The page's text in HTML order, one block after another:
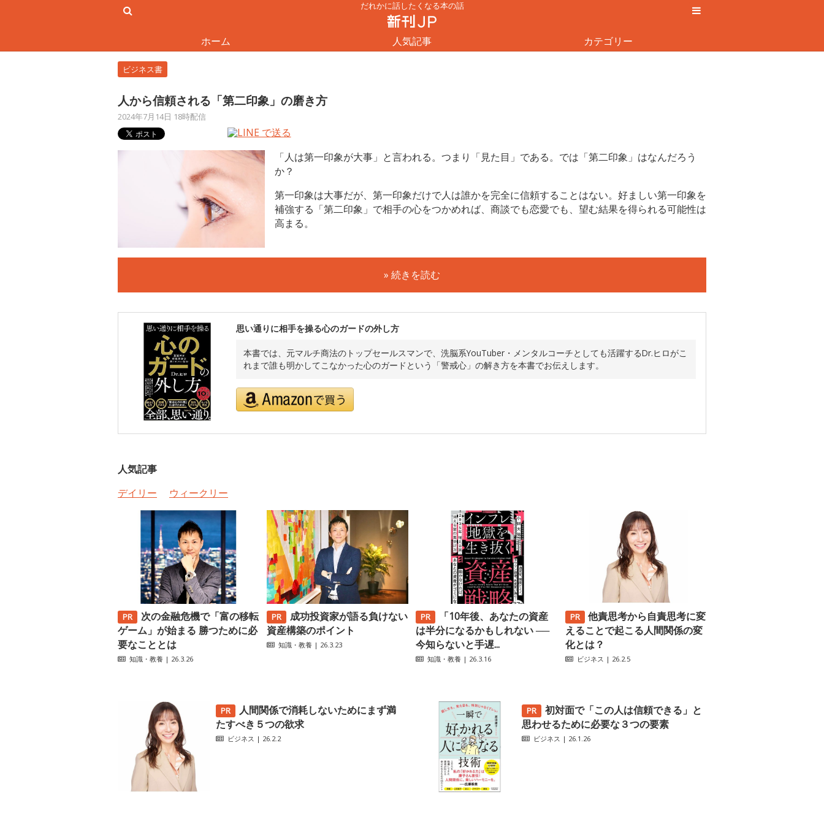
だれかに話したくなる本の話
ホーム 人気記事 カテゴリー
ビジネス書
人から信頼される「第二印象」の磨き方
2024年7月14日 18時配信
「人は第一印象が大事」と言われる。つまり「見た目」である。では「第二印象」はなんだろう
か？
第一印象は大事だが、第一印象だけで人は誰かを完全に信頼することはない。好ましい第一印象を
補強する「第二印象」で相手の心をつかめれば、商談でも恋愛でも、望む結果を得られる可能性は
高まる。
» 続きを読む
思い通りに相手を操る心のガードの外し方
本書では、元マルチ商法のトップセールスマンで、洗脳系YouTuber・メンタルコーチとしても活躍するDr.ヒロがこ
れまで誰も明かしてこなかった心のガードという「警戒心」の解き方を本書でお伝えします。
人気記事
デイリー
ウィークリー
次の金融危機で「富の移転
ゲーム」が始まる 勝つために必
要なこととは
知識・教養 | 26.3.26
成功投資家が語る負けない
資産構築のポイント
知識・教養 | 26.3.23
「10年後、あなたの資産
は半分になるかもしれない ──
今知らないと手遅...
知識・教養 | 26.3.16
他責思考から自責思考に変
えることで起こる人間関係の変
化とは？
ビジネス | 26.2.5
人間関係で消耗しないためにまず満
たすべき５つの欲求
ビジネス | 26.2.2
初対面で「この人は信頼できる」と
思わせるために必要な３つの要素
ビジネス | 26.1.26